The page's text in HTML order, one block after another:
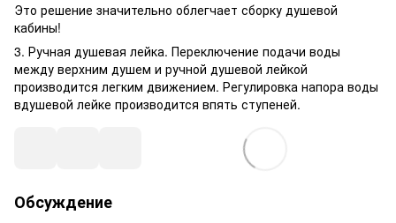
Это решение значительно облегчает сборку душевой
кабины!
3. Ручная душевая лейка. Переключение подачи воды
между верхним душем и ручной душевой лейкой
производится легким движением. Регулировка напора воды
вдушевой лейке производится впять ступеней.
Обсуждение